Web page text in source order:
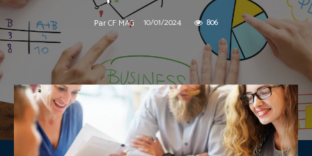
ParCF MAG 10/01/2024 806